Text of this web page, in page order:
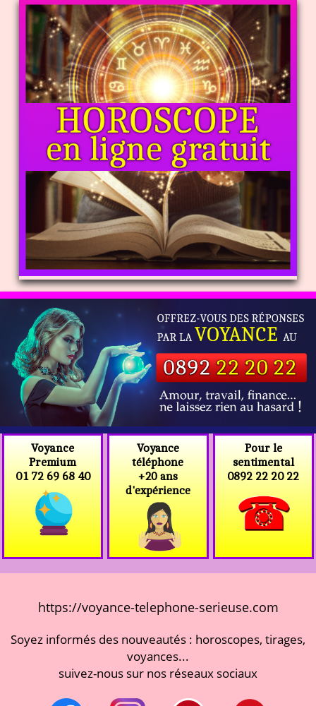
Voyance
Premium
01 72 69 68 40
Voyance
téléphone
+20 ans
d'expérience
Pour le
sentimental
0892 22 20 22
https://voyance-telephone-serieuse.com
Soyez informés des nouveautés : horoscopes, tirages,
voyances...
suivez-nous sur nos réseaux sociaux